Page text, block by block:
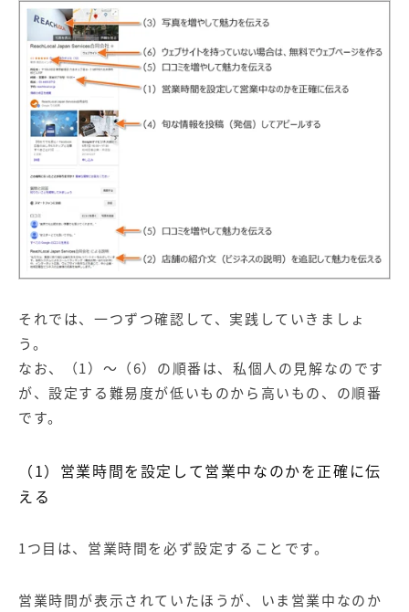
それでは、一つずつ確認して、実践していきましょ
う。
なお、（1）～（6）の順番は、私個人の見解なのです
が、設定する難易度が低いものから高いもの、の順番
です。
（1）営業時間を設定して営業中なのかを正確に伝
える
1つ目は、営業時間を必ず設定することです。
営業時間が表示されていたほうが、いま営業中なのか